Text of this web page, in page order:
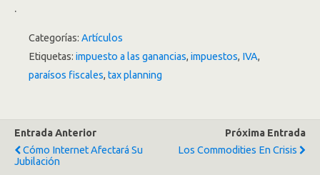
.
Categorías: Artículos
Etiquetas: impuesto a las ganancias, impuestos, IVA,
paraísos fiscales, tax planning
Entrada Anterior
Cómo Internet Afectará Su
Jubilación
Próxima Entrada
Los Commodities En Crisis